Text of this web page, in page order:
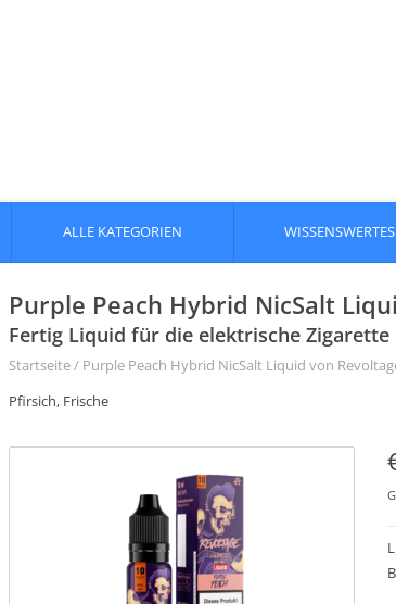
ALLE KATEGORIEN WISSENSWERTES
Purple Peach Hybrid NicSalt
Fertig Liquid für die elektrische Zigarette
Startseite/ Purple Peach Hybrid NicSalt Liquid von
Pfirsich, Frische